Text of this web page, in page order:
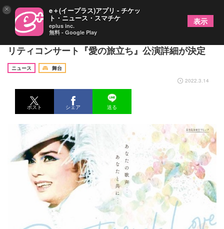
元宝塚歌劇団星組トップスター、峰さを理追悼チャ
リティコンサート『愛の旅立ち』公演詳細が決定
ニュース
舞台
2022.3.14
ポスト シェア 送る
× e＋(イープラス)アプリ - チケッ
ト・ニュース・スマチケ
eplus inc.
無料 - Google Play
表示